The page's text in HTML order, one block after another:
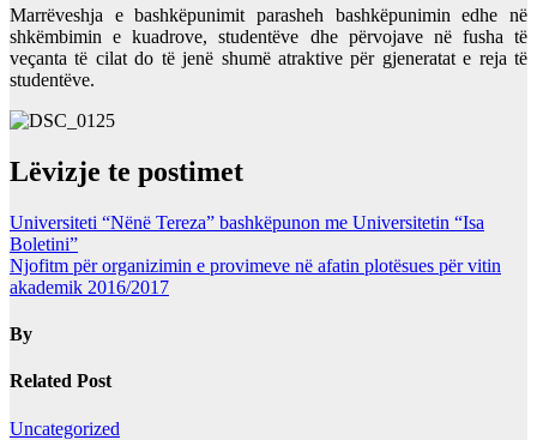
Marrëveshja e bashkëpunimit parasheh bashkëpunimin edhe në
shkëmbimin e kuadrove, studentëve dhe përvojave në fusha të
veçanta të cilat do të jenë shumë atraktive për gjeneratat e reja të
studentëve.
Lëvizje te postimet
Universiteti “Nënë Tereza” bashkëpunon me Universitetin “Isa
Boletini”
Njofitm për organizimin e provimeve në afatin plotësues për vitin
akademik 2016/2017
By
Related Post
Uncategorized